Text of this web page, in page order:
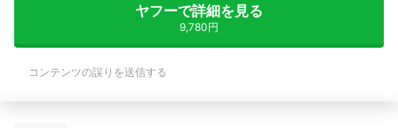
ヤフーで詳細を見る
9,780円
コンテンツの誤りを送信する